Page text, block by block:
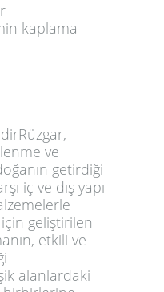
kaplama
Rüzgar,
ve
getirdiği
iç ve dış yapı
geliştirilen
etkili ve
alanlardaki